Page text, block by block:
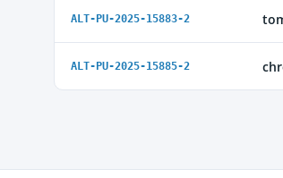
ALT-PU-2025-15883-2
ALT-PU-2025-15885-2